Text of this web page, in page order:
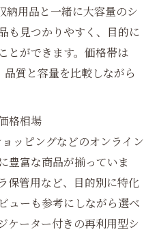
納用品と一緒に大容量のシ
も見つかりやすく、目的に
とができます。価格帯は
質と容量を比較しながら
格相場
ッピングなどのオンライン
豊富な商品が揃っていま
保管用など、目的別に特化
ューも参考にしながら選べ
ケーター付きの再利用型シ